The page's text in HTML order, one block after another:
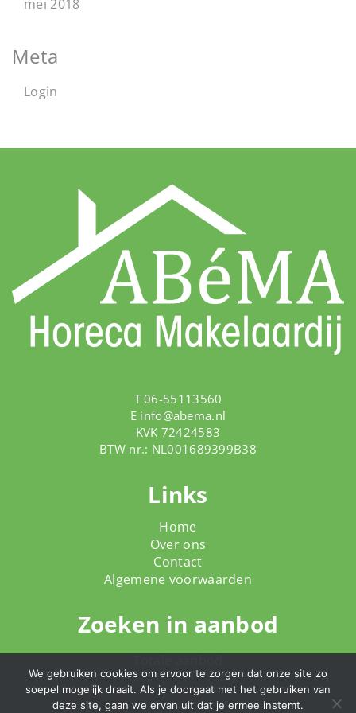
mei 2018
Meta
Login
T 06-55113560
E info@abema.nl
KVK 72424583
BTW nr.: NL001689399B38
Links
Home
Over ons
Contact
Algemene voorwaarden
Zoeken in aanbod
We gebruiken cookies om ervoor te zorgen dat onze site zo
soepel mogelijk draait. Als je doorgaat met het gebruiken van
deze site, gaan we ervan uit dat je ermee instemt.